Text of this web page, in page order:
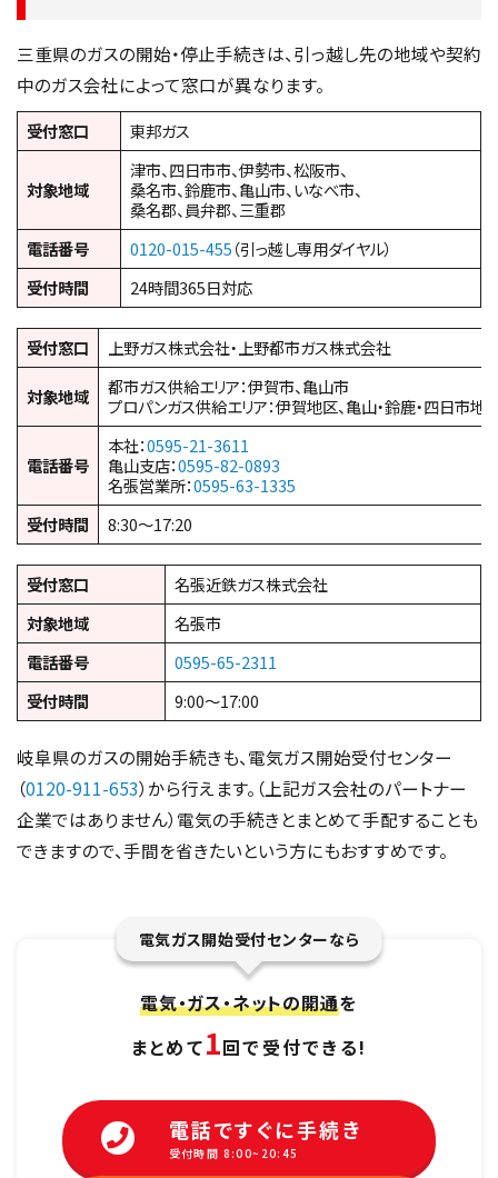
三重県のガスの開始・停止手続きは、引っ越し先の地域や契約
中のガス会社によって窓口が異なります。
受付窓口 東邦ガス
対象地域
津市、四日市市、伊勢市、松阪市、
桑名市、鈴鹿市、亀山市、いなべ市、
桑名郡、員弁郡、三重郡
電話番号
0120-015-455（引っ越し専用ダイヤル）
受付時間
24時間365日対応
受付窓口 上野ガス株式会社・上野都市ガス株式会社
対象地域
都市ガス供給エリア：伊賀市、亀山市
プロパンガス供給エリア：伊賀地区、亀山・鈴鹿・四日市地
電話番号
本社：0595-21-3611
亀山支店：0595-82-0893
名張営業所：0595-63-1335
受付時間
8:30〜17:20
受付窓口
名張近鉄ガス株式会社
対象地域
名張市
電話番号
0595-65-2311
受付時間
9:00〜17:00
岐阜県のガスの開始手続きも、電気ガス開始受付センター
（0120-911-653）から行えます。（上記ガス会社のパートナー
企業ではありません）電気の手続きとまとめて手配することも
できますので、手間を省きたいという方にもおすすめです。
電気ガス開始受付センターなら
電気・ガス・ネットの開通を
まとめて1回で受付できる!
電話ですぐに手続き
受付時間 8:00~20:45